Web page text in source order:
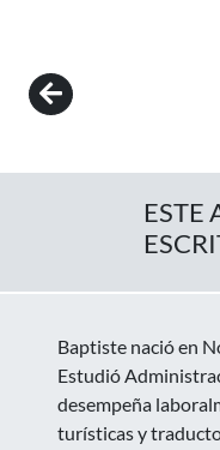
Post navigation
ESTE
Baptiste nació en
Estudió
desempeña
turísticas y